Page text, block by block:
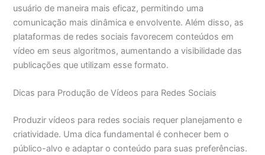
usuário de maneira mais eficaz, permitindo uma
comunicação mais dinâmica e envolvente. Além disso, as
plataformas de redes sociais favorecem conteúdos em
vídeo em seus algoritmos, aumentando a visibilidade das
publicações que utilizam esse formato.
Dicas para Produção de Vídeos para Redes Sociais
Produzir vídeos para redes sociais requer planejamento e
criatividade. Uma dica fundamental é conhecer bem o
público-alvo e adaptar o conteúdo para suas preferências.